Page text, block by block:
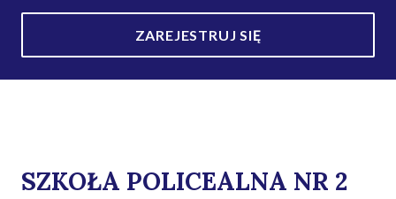
ZAREJESTRUJ SIĘ
SZKOŁA POLICEALNA NR 2